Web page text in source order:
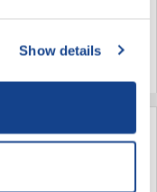
Show details